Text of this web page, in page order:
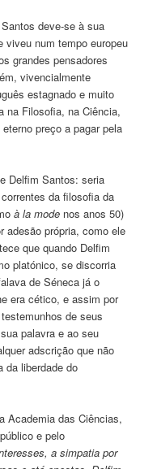
deve-se à sua
viveu num tempo europeu
grandes pensadores
vivencialmente
estagnado e muito
na Filosofia, na Ciência,
preço a pagar pela
Delfim Santos: seria
da filosofia da
à la mode nos anos 50)
adesão própria, como ele
que quando Delfim
platónico, se discorria
de Séneca já o
era cético, e assim por
de seus
palavra e ao seu
adscrição que não
da liberdade do
Academia das Ciências,
e pelo
a simpatia por